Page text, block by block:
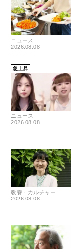
ニュース
2026.08.08
急上昇
ニュース
2026.08.08
教養・カルチャー
2026.08.08